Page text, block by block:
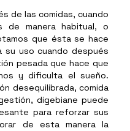
de las comidas, cuando
de manera habitual, o
que ésta se hace
su uso cuando después
pesada que hace que
y dificulta el sueño.
desequilibrada, comida
digebiane puede
para reforzar sus
de esta manera la